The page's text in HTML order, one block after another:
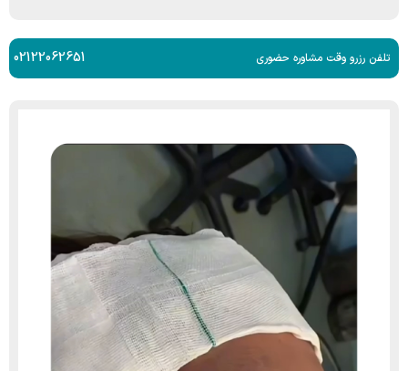
تلفن رزرو وقت مشاوره حضوری 02122062651